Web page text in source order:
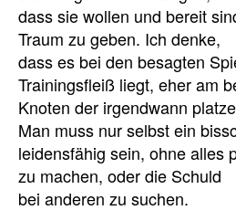
dass sie wollen und bereit
Traum zu geben. Ich denke,
dass es bei den besagten
Trainingsfleiß liegt, eher am
Knoten der irgendwann
Man muss nur selbst ein
leidensfähig sein, ohne alles
zu machen, oder die Schuld
bei anderen zu suchen.